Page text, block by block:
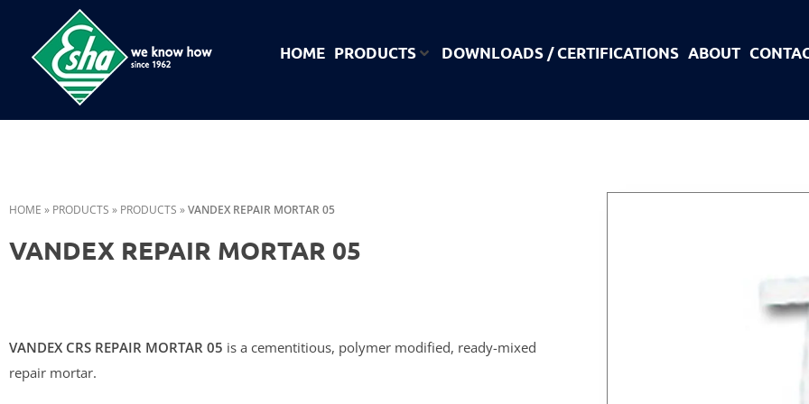
Esha Προϊόντα Μόνωσης - Στεγάνωσης - Οδοποιίας
HOME PRODUCTS DOWNLOADS / CERTIFICATIONS ABOUT
HOME » PRODUCTS » PRODUCTS »VANDEX REPAIR MORTAR 05
VANDEX REPAIR MORTAR 05
VANDEX CRS REPAIR MORTAR 05 is a cementitious, polymer modified, ready-mixed
repair mortar.